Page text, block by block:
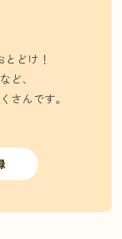
どけ！
ど、
さんです。